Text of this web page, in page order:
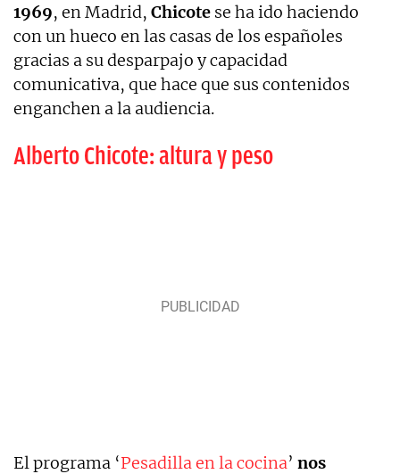
1969, en Madrid, Chicote se ha ido haciendo
con un hueco en las casas de los españoles
gracias a su desparpajo y capacidad
comunicativa, que hace que sus contenidos
enganchen a la audiencia.
Alberto Chicote: altura y peso
El programa ‘Pesadilla en la cocina’ nos